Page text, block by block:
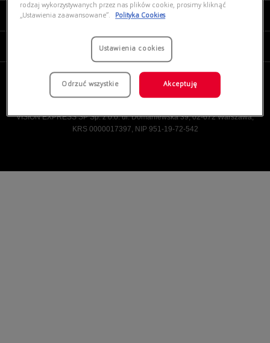
PRODUKTY I USŁUGI
VISION EXPRESS SP Sp. z o.o. ul. Domaniewska 39, 02-672 Warszawa,
KRS 0000017397, NIP 951-19-72-542
rodzaj wykorzystywanych przez nas plików cookie, prosimy kliknąć
„Ustawienia zaawansowane”.
Polityka Cookies
Ustawienia cookies
Odrzuć wszystkie Akceptuję